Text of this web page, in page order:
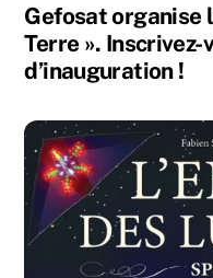
Gefosat organise
Terre ». Inscrivez-
d’inauguration !